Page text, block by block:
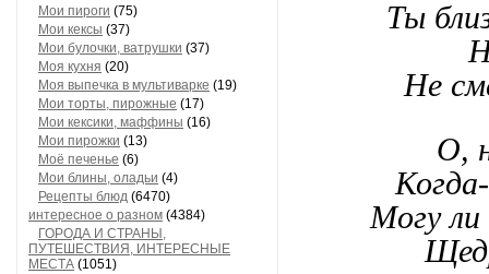
Мои пироги (75)
Мои кексы (37)
Мои булочки, ватрушки (37)
Моя кухня (20)
Моя выпечка в мультиварке (19)
Мои торты, пирожные (17)
Мои кексики, маффины (16)
Мои пирожки (13)
Моё печенье (6)
Мои блины, оладьи (4)
Рецепты блюд (6470)
интересное о разном (4384)
ГОРОДА И СТРАНЫ,
ПУТЕШЕСТВИЯ, ИНТЕРЕСНЫЕ
МЕСТА (1051)
Ты
Не
О,
Могу